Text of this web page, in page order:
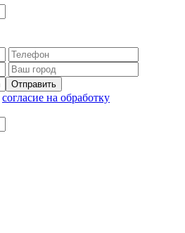
Отправить
согласие на обработку